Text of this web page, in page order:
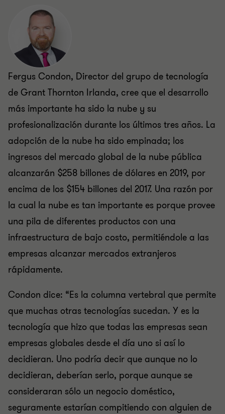
Fergus Condon, Director del grupo de tecnología
de Grant Thornton Irlanda, cree que el desarrollo
más importante ha sido la nube y su
profesionalización durante los últimos tres años. La
adopción de la nube ha sido empinada; los
ingresos del mercado global de la nube pública
alcanzarán $258 billones de dólares en 2019, por
encima de los $154 billones del 2017. Una razón por
la cual la nube es tan importante es porque provee
una pila de diferentes productos con una
infraestructura de bajo costo, permitiéndole a las
empresas alcanzar mercados extranjeros
rápidamente.
Condon dice: “Es la columna vertebral que permite
que muchas otras tecnologías sucedan. Y es la
tecnología que hizo que todas las empresas sean
empresas globales desde el día uno si así lo
decidieran. Uno podría decir que aunque no lo
decidieran, deberían serlo, porque aunque se
consideraran sólo un negocio doméstico,
seguramente estarían compitiendo con alguien de